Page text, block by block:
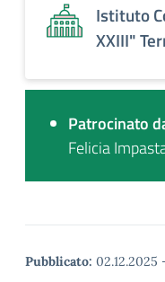
Istituto
XXIII"
Patrocinato
Felicia
Pubblicato: 02.12.2025